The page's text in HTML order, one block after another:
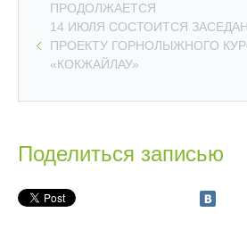
ПРОДОЛЖАЕТСЯ
14 ИЮЛЯ СОСТОИТСЯ
ПРОЕКТУ ГОРНОЛЫЖНОГО
«КОКЖАЙЛАУ»
Поделиться записью